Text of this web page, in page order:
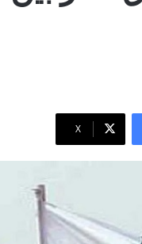
‫X
عاجلة لتأجيل انطلاق